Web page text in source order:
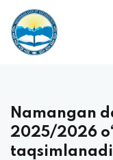
Namangan
2025/2026